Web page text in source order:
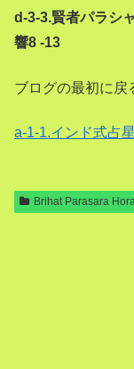
d-3-3.賢者パラシ
響8 -13
ブログの最初に戻
a-1-1.インド式占
Brihat Parasara